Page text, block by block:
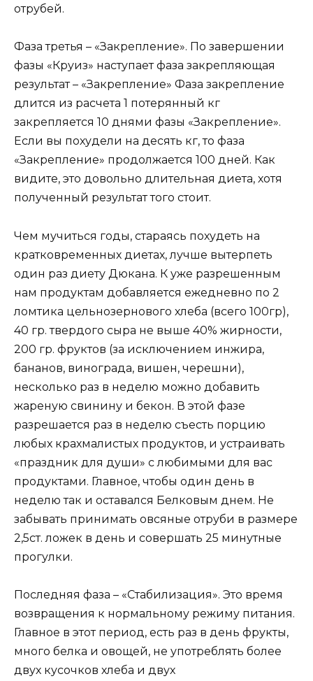
отрубей.
Фаза третья – «Закрепление». По завершении
фазы «Круиз» наступает фаза закрепляющая
результат – «Закрепление» Фаза закрепление
длится из расчета 1 потерянный кг
закрепляется 10 днями фазы «Закрепление».
Если вы похудели на десять кг, то фаза
«Закрепление» продолжается 100 дней. Как
видите, это довольно длительная диета, хотя
полученный результат того стоит.
Чем мучиться годы, стараясь похудеть на
кратковременных диетах, лучше вытерпеть
один раз диету Дюкана. К уже разрешенным
нам продуктам добавляется ежедневно по 2
ломтика цельнозернового хлеба (всего 100гр),
40 гр. твердого сыра не выше 40% жирности,
200 гр. фруктов (за исключением инжира,
бананов, винограда, вишен, черешни),
несколько раз в неделю можно добавить
жареную свинину и бекон. В этой фазе
разрешается раз в неделю съесть порцию
любых крахмалистых продуктов, и устраивать
«праздник для души» с любимыми для вас
продуктами. Главное, чтобы один день в
неделю так и оставался Белковым днем. Не
забывать принимать овсяные отруби в размере
2,5ст. ложек в день и совершать 25 минутные
прогулки.
Последняя фаза – «Стабилизация». Это время
возвращения к нормальному режиму питания.
Главное в этот период, есть раз в день фрукты,
много белка и овощей, не употреблять более
двух кусочков хлеба и двух